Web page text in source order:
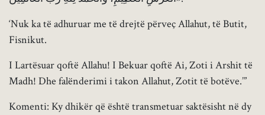
‘Nuk ka të adhuruar me të drejtë përveç Allahut, të Butit,
Fisnikut.
I Lartësuar qoftë Allahu! I Bekuar qoftë Ai, Zoti i Arshit të
Madh! Dhe falënderimi i takon Allahut, Zotit të botëve.’”
Komenti: Ky dhikër që është transmetuar saktësisht në dy